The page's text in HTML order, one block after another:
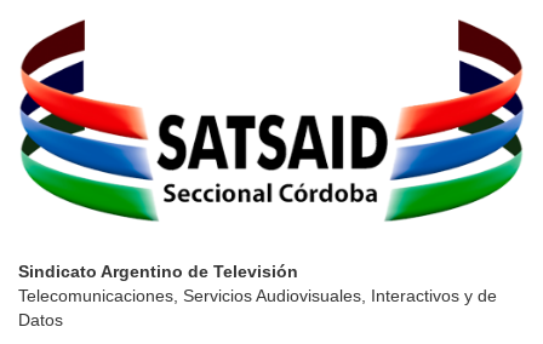
Sindicato Argentino de Televisión
Telecomunicaciones, Servicios Audiovisuales, Interactivos y de
Datos